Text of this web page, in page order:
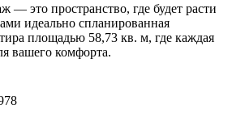
— это пространство, где будет расти
идеально спланированная
площадью 58,73 кв. м, где каждая
вашего комфорта.